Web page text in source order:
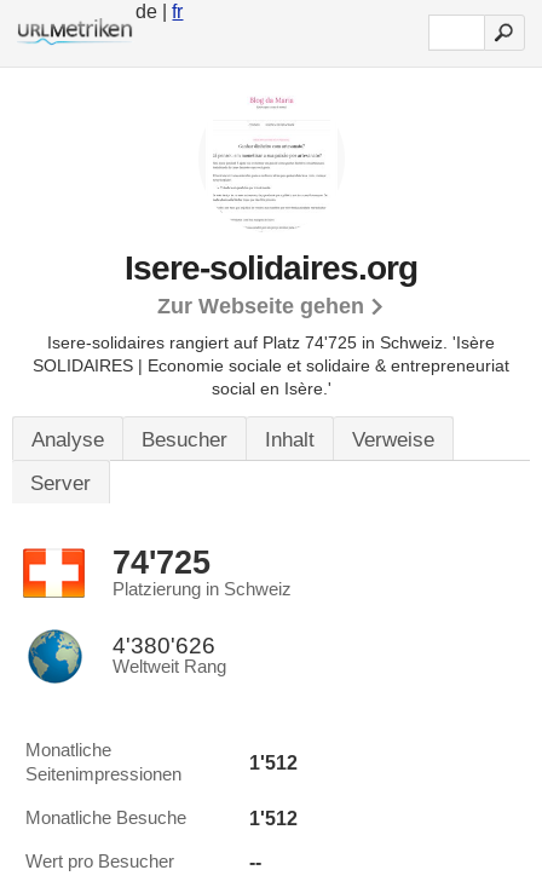
de |fr
Isere-solidaires.org
Zur Webseite gehen
Isere-solidaires rangiert auf Platz 74'725 in Schweiz. 'Isère
SOLIDAIRES | Economie sociale et solidaire & entrepreneuriat
social en Isère.'
Analyse Besucher Inhalt
Verweise
Server
74'725
Platzierung in Schweiz
4'380'626
Weltweit Rang
Monatliche
Seitenimpressionen
1'512
Monatliche Besuche 1'512
Wert pro Besucher --